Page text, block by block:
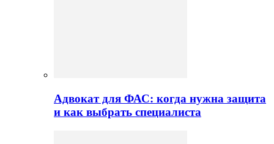
Адвокат для ФАС: когда нужна защита
и как выбрать специалиста